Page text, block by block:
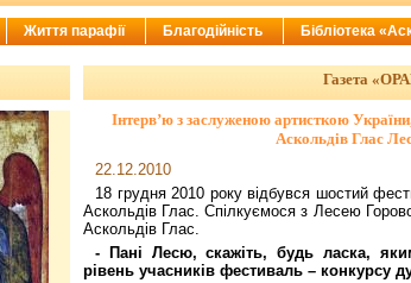
Газета
Інтерв’ю з заслуженою артисткою
Аскольдів Глас
22.12.2010
18 грудня 2010 року відбувся шостий
Аскольдів Глас. Спілкуємося з Лесею
Аскольдів Глас.
- Пані Лесю, скажіть, будь ласка,
рівень учасників фестиваль – конкурсу
Життя парафії Благодійність Бібліотека